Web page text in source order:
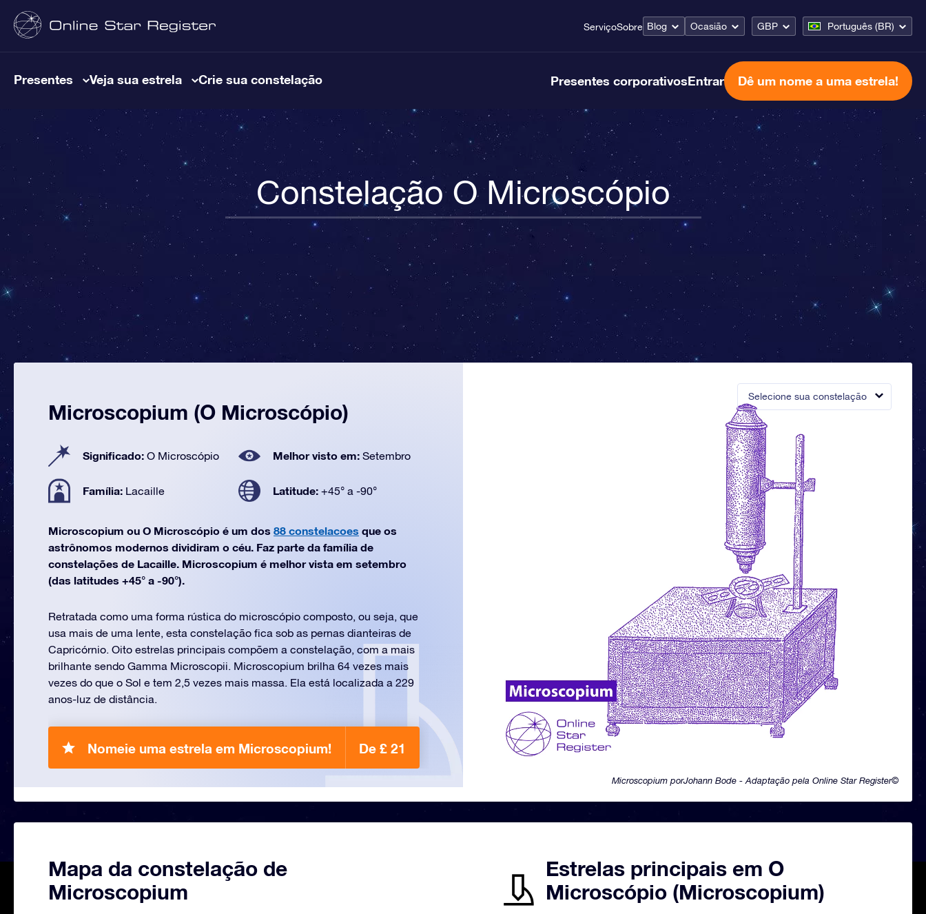
ServiçoSobre Blog Ocasião GBP Português (BR)
Presentes Veja sua estrela Crie sua constelação Presentes corporativosEntrar Dê um nome a uma estrela!
Constelação O Microscópio
Selecione sua constelação
Microscopium porJohann Bode - Adaptação pela Online Star Register©
Microscopium (O Microscópio)
Significado: O Microscópio Melhor visto em: Setembro
Família: Lacaille Latitude: +45° a -90°
Microscopium ou O Microscópio é um dos 88 constelacoes que os
astrônomos modernos dividiram o céu. Faz parte da família de
constelações de Lacaille. Microscopium é melhor vista em setembro
(das latitudes +45° a -90°).
Retratada como uma forma rústica do microscópio composto, ou seja, que
usa mais de uma lente, esta constelação fica sob as pernas dianteiras de
Capricórnio. Oito estrelas principais compõem a constelação, com a mais
brilhante sendo Gamma Microscopii. Microscopium brilha 64 vezes mais
vezes do que o Sol e tem 2,5 vezes mais massa. Ela está localizada a 229
anos-luz de distância.
Nomeie uma estrela em Microscopium! De £ 21
Mapa da constelação de
Microscopium
Estrelas principais em O
Microscópio (Microscopium)